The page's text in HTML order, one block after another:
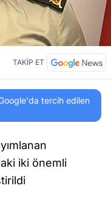
TAKİP ET
tercih edilen
iki önemli